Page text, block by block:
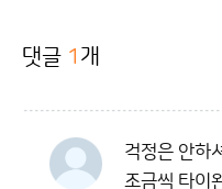
댓글 1 개
걱정은 안하
조금씩 타이